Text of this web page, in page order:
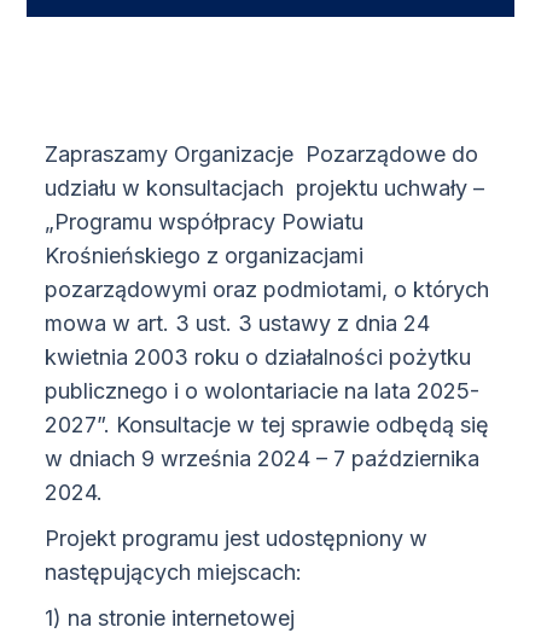
Zapraszamy Organizacje Pozarządowe do
udziału w konsultacjach projektu uchwały –
„Programu współpracy Powiatu
Krośnieńskiego z organizacjami
pozarządowymi oraz podmiotami, o których
mowa w art. 3 ust. 3 ustawy z dnia 24
kwietnia 2003 roku o działalności pożytku
publicznego i o wolontariacie na lata 2025-
2027”. Konsultacje w tej sprawie odbędą się
w dniach 9 września 2024 – 7 października
2024.
Projekt programu jest udostępniony w
następujących miejscach:
1) na stronie internetowej